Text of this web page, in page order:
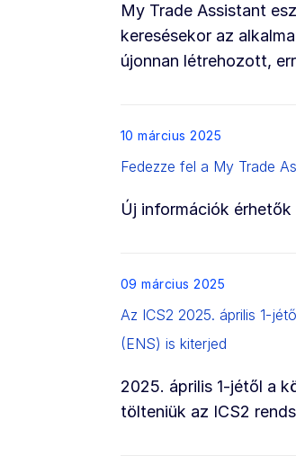
My Trade Assistant
keresésekor az
újonnan létrehozott,
List item
10 március 2025
Fedezze fel a My Trade
Új információk
List item
09 március 2025
Az ICS2 2025. április 1-
(ENS) is kiterjed
2025. április 1-jétől a
tölteniük az ICS2